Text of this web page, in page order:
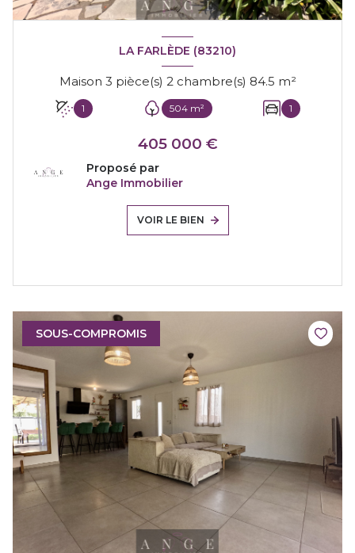
LA FARLÈDE (83210)
Maison 3 pièce(s) 2 chambre(s) 84.5 m²
1 504 m² 1
405 000 €
Proposé par
Ange Immobilier
VOIR LE BIEN
SOUS-COMPROMIS